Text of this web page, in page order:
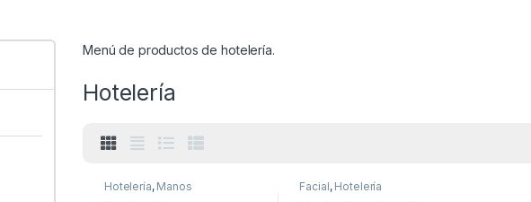
Menú de productos de hotelería.
Hotelería
Hotelería, Manos Facial, Hotelería